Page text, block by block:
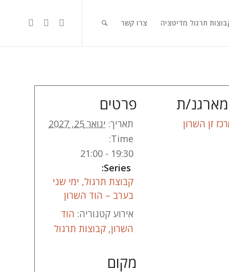
תרגול מדיטציה צרו קשר
פרטים
תאריך: ינואר 25, 2027
Time:
19:30 - 21:00
Series:
קבוצת תרגול, ימי שני
בערב – הוד השרון
אירוע קטגוריה: הוד
השרון, קבוצות תרגול
ת
זן השרון
מקום